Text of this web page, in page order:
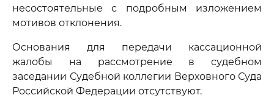
несостоятельные с подробным изложением
мотивов отклонения.
Основания для передачи кассационной
жалобы на рассмотрение в судебном
заседании Судебной коллегии Верховного Суда
Российской Федерации отсутствуют.